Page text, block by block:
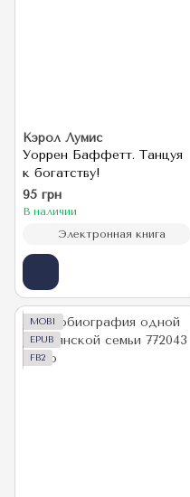
Кэрол Лумис
Уоррен Баффетт. Танцуя
к богатству!
95 грн
В наличии
Электронная книга
MOBI
EPUB
FB2